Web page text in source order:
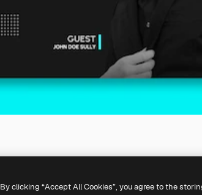
By clicking “Accept All Cookies”, you agree to the